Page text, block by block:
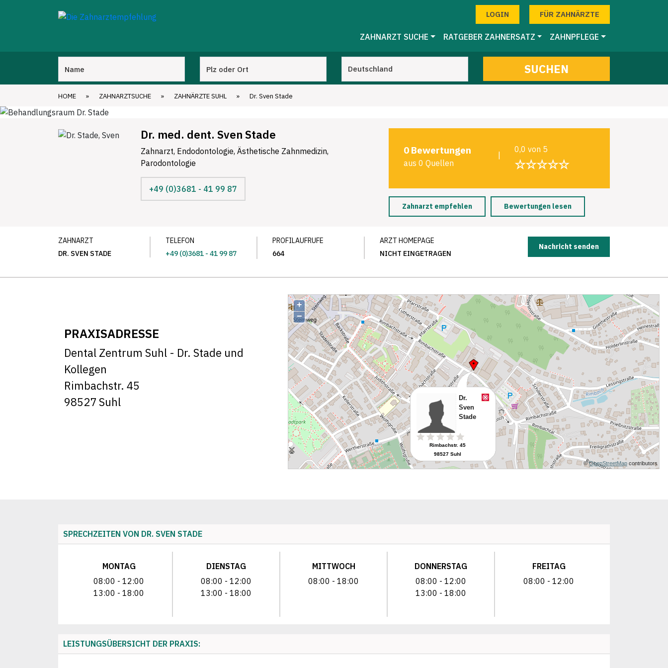
LOGIN FÜR ZAHNÄRZTE
ZAHNARZT SUCHE RATGEBER ZAHNERSATZ ZAHNPFLEGE
SUCHEN
HOME » ZAHNARZTSUCHE » ZAHNÄRZTE SUHL » Dr. Sven Stade
Dr. med. dent. Sven Stade
Zahnarzt, Endodontologie, Ästhetische Zahnmedizin,
Parodontologie
+49 (0)3681 - 41 99 87
0 Bewertungen
aus 0 Quellen
0,0 von 5
☆☆☆☆☆
Zahnarzt empfehlen Bewertungen lesen
ZAHNARZT
DR. SVEN STADE
TELEFON
+49 (0)3681 - 41 99 87
PROFILAUFRUFE
664
ARZT HOMEPAGE
NICHT EINGETRAGEN
Nachricht senden
PRAXISADRESSE
Dental Zentrum Suhl - Dr. Stade und
Kollegen
Rimbachstr. 45
98527 Suhl
SPRECHZEITEN VON DR. SVEN STADE
MONTAG
08:00 - 12:00
13:00 - 18:00
DIENSTAG
08:00 - 12:00
13:00 - 18:00
MITTWOCH
08:00 - 18:00
DONNERSTAG
08:00 - 12:00
13:00 - 18:00
FREITAG
08:00 - 12:00
LEISTUNGSÜBERSICHT DER PRAXIS: